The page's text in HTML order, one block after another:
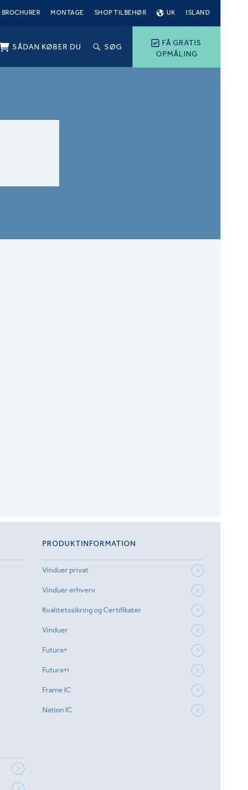
BROCHURER MONTAGE SHOP TILBEHØR UK ISLAND
FÅ GRATIS
OPMÅLING
SÅDAN KØBER DU SØG
PRODUKTINFORMATION
Vinduer privat
Vinduer erhverv
Kvalitetssikring og Certifikater
Vinduer
Futura+
Futura+i
Frame IC
Nation IC